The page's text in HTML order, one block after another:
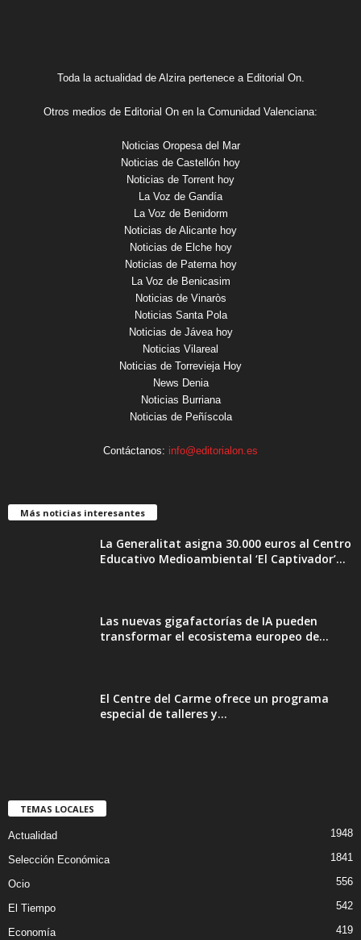
Toda la actualidad de Alzira pertenece a Editorial On.
Otros medios de Editorial On en la Comunidad Valenciana:
Noticias Oropesa del Mar
Noticias de Castellón hoy
Noticias de Torrent hoy
La Voz de Gandía
La Voz de Benidorm
Noticias de Alicante hoy
Noticias de Elche hoy
Noticias de Paterna hoy
La Voz de Benicasim
Noticias de Vinaròs
Noticias Santa Pola
Noticias de Jávea hoy
Noticias Vilareal
Noticias de Torrevieja Hoy
News Denia
Noticias Burriana
Noticias de Peñíscola
Contáctanos: info@editorialon.es
Más noticias interesantes
La Generalitat asigna 30.000 euros al Centro
Educativo Medioambiental ‘El Captivador’...
Las nuevas gigafactorías de IA pueden
transformar el ecosistema europeo de...
El Centre del Carme ofrece un programa
especial de talleres y...
TEMAS LOCALES
Actualidad 1948
Selección Económica 1841
Ocio 556
El Tiempo 542
Economía 419